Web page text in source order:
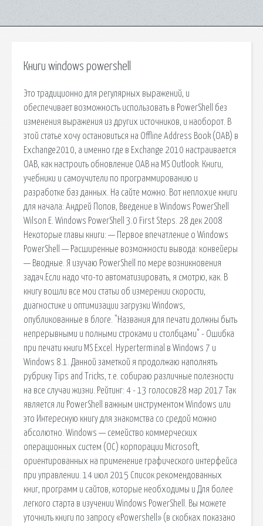
Книги windows powershell
Это традиционно для регулярных выражений, и
обеспечивает возможность использовать в PowerShell без
изменения выражения из других источников, и наоборот. В
этой статье хочу остановиться на Offline Address Book (OAB) в
Exchange2010, а именно где в Exchange 2010 настраивается
OAB, как настроить обновление OAB на MS Outlook. Книги,
учебники и самоучители по программированию и
разработке баз данных. На сайте можно. Вот неплохие книги
для начала: Андрей Попов, Введение в Windows PowerShell
Wilson E. Windows PowerShell 3.0 First Steps. 28 дек 2008
Некоторые главы книги: — Первое впечатление о Windows
PowerShell — Расширенные возможности вывода: конвейеры
— Вводные. Я изучаю PowerShell по мере возникновения
задач.Если надо что-то автоматизировать, я смотрю, как. В
книгу вошли все мои статьи об измерении скорости,
диагностике и оптимизации загрузки Windows,
опубликованные в блоге. "Названия для печати должны быть
непрерывными и полными строками и столбцами" - Ошибка
при печати книги MS Excel. Hyperterminal в Windows 7 и
Windows 8.1. Данной заметкой я продолжаю наполнять
рубрику Tips and Tricks, т.е. собираю различные полезности
на все случаи жизни. Рейтинг: 4 - 13 голосов28 мар 2017 Так
является ли PowerShell важным инструментом Windows или
это Интересную книгу для знакомства со средой можно
абсолютно. Windows — семейство коммерческих
операционных систем (OC) корпорации Microsoft,
ориентированных на применение графического интерфейса
при управлении. 14 июл 2015 Список рекомендованных
книг, программ и сайтов, которые необходимы и Для более
легкого старта в изучении Windows PowerShell. Вы можете
уточнить книги по запросу «Powershell» (в скобках показано